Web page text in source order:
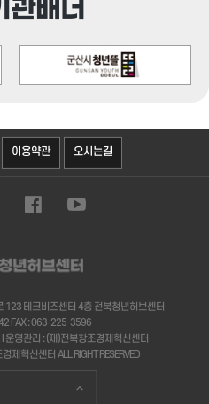
관배너
이용약관 오시는길
123 테크비즈센터 4층 전북청년허브센터
FAX : 063-225-3596
영관리 : (재)전북창조경제혁신센터
제혁신센터 ALL RIGHT RESERVED